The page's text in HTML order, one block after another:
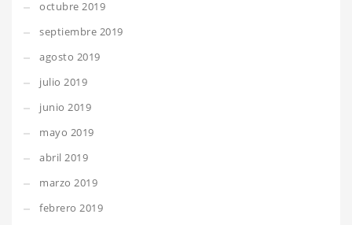
octubre 2019
septiembre 2019
agosto 2019
julio 2019
junio 2019
mayo 2019
abril 2019
marzo 2019
febrero 2019